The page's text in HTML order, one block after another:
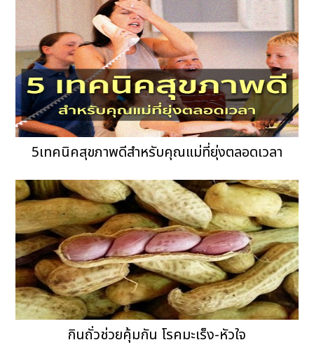
5เทคนิคสุขภาพดีสำหรับคุณแม่ที่ยุ่งตลอดเวลา
กินถั่วช่วยคุ้มกัน โรคมะเร็ง-หัวใจ